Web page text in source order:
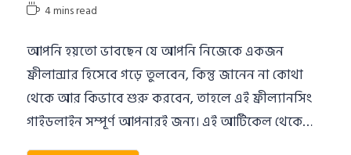
4 mins read
আপনি হয়তো ভাবছেন যে আপনি নিজেকে একজন
ফ্রীলান্সার হিসেবে গড়ে তুলবেন, কিন্তু জানেন না কোথা
থেকে আর কিভাবে শুরু করবেন, তাহলে এই ফ্রীল্যানসিং
গাইডলাইন সম্পূর্ণ আপনারই জন্য। এই আর্টিকেল থেকে…